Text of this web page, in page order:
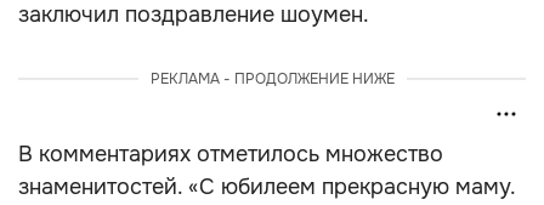
заключил поздравление шоумен.
РЕКЛАМА - ПРОДОЛЖЕНИЕ НИЖЕ
В комментариях отметилось множество
знаменитостей. «С юбилеем прекрасную маму.